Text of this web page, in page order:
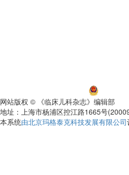
网站版权 © 《临床儿科杂志》编辑部
地址：上海市杨浦区控江路1665号
本系统由北京玛格泰克科技发展有限公司